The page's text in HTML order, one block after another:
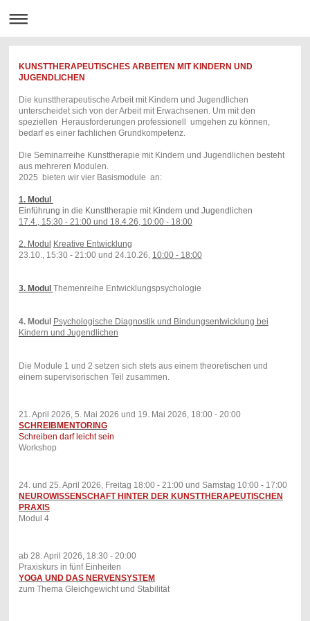
KUNSTTHERAPEUTISCHES ARBEITEN MIT KINDERN UND
JUGENDLICHEN
Die kunsttherapeutische Arbeit mit Kindern und Jugendlichen
unterscheidet sich von der Arbeit mit Erwachsenen. Um mit den
speziellen Herausforderungen professionell umgehen zu können,
bedarf es einer fachlichen Grundkompetenz.
Die Seminarreihe Kunsttherapie mit Kindern und Jugendlichen besteht
aus mehreren Modulen.
2025 bieten wir vier Basismodule an:
1. Modul
Einführung in die Kunsttherapie mit Kindern und Jugendlichen
17.4., 15:30 - 21:00 und 18.4.26, 10:00 - 18:00
2. Modul Kreative Entwicklung
23.10., 15:30 - 21:00 und 24.10.26, 10:00 - 18:00
3. Modul Themenreihe Entwicklungspsychologie
4. Modul Psychologische Diagnostik und Bindungsentwicklung bei
Kindern und Jugendlichen
Die Module 1 und 2 setzen sich stets aus einem theoretischen und
einem supervisorischen Teil zusammen.
21. April 2026, 5. Mai 2026 und 19. Mai 2026, 18:00 - 20:00
SCHREIBMENTORING
Schreiben darf leicht sein
Workshop
24. und 25. April 2026, Freitag 18:00 - 21:00 und Samstag 10:00 - 17:00
NEUROWISSENSCHAFT HINTER DER KUNSTTHERAPEUTISCHEN
PRAXIS
Modul 4
ab 28. April 2026, 18:30 - 20:00
Praxiskurs in fünf Einheiten
YOGA UND DAS NERVENSYSTEM
zum Thema Gleichgewicht und Stabilität